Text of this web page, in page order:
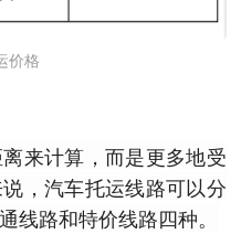
价格
来计算，而是更多地受
，汽车托运线路可以分
线路和特价线路四种。